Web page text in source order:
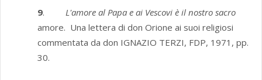
9. L'amore al Papa e ai Vescovi è il nostro sacro
amore. Una lettera di don Orione ai suoi religiosi
commentata da don IGNAZIO TERZI, FDP, 1971, pp.
30.